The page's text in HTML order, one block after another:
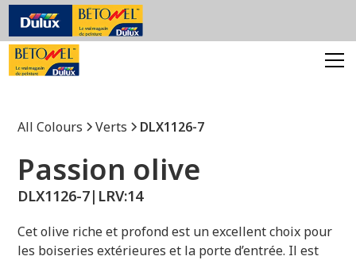
All Colours Verts DLX1126-7
Passion olive
DLX1126-7| LRV:14
Cet olive riche et profond est un excellent choix pour
les boiseries extérieures et la porte d’entrée. Il est